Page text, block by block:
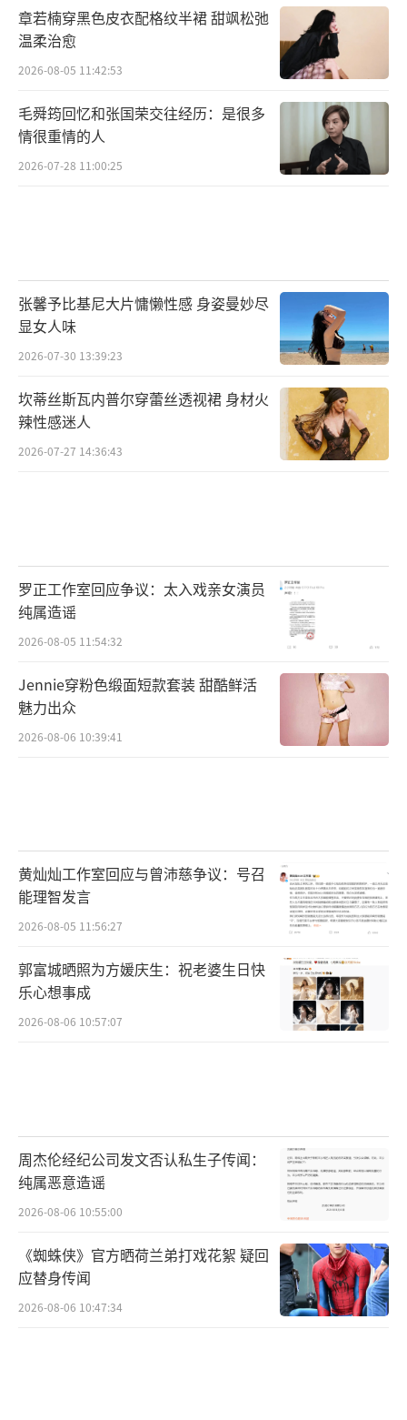
章若楠穿黑色皮衣配格纹半裙 甜飒松弛
温柔治愈
2026-08-05 11:42:53
毛舜筠回忆和张国荣交往经历：是很多
情很重情的人
2026-07-28 11:00:25
张馨予比基尼大片慵懒性感 身姿曼妙尽
显女人味
2026-07-30 13:39:23
坎蒂丝斯瓦内普尔穿蕾丝透视裙 身材火
辣性感迷人
2026-07-27 14:36:43
罗正工作室回应争议：太入戏亲女演员
纯属造谣
2026-08-05 11:54:32
Jennie穿粉色缎面短款套装 甜酷鲜活
魅力出众
2026-08-06 10:39:41
黄灿灿工作室回应与曾沛慈争议：号召
能理智发言
2026-08-05 11:56:27
郭富城晒照为方媛庆生：祝老婆生日快
乐心想事成
2026-08-06 10:57:07
周杰伦经纪公司发文否认私生子传闻：
纯属恶意造谣
2026-08-06 10:55:00
《蜘蛛侠》官方晒荷兰弟打戏花絮 疑回
应替身传闻
2026-08-06 10:47:34